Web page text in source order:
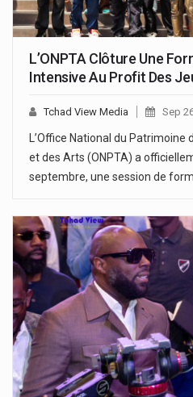
L’ONPTA Clôture Une
Intensive Au Profit Des
Tchad View Media Sep
L’Office National du Patrimoine
et des Arts (ONPTA) a
septembre, une session de